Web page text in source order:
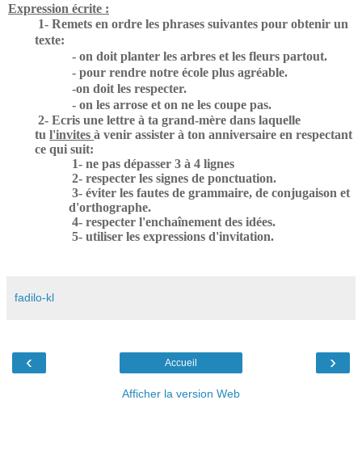
Expression écrite :
1- Remets en ordre les phrases suivantes pour obtenir un
texte:
- on doit planter les arbres et les fleurs partout.
- pour rendre notre école plus agréable.
-on doit les respecter.
- on les arrose et on ne les coupe pas.
2- Ecris une lettre à ta grand-mère dans laquelle
tu l'invites à venir assister à ton anniversaire en respectant
ce qui suit:
1- ne pas dépasser 3 à 4 lignes
2- respecter les signes de ponctuation.
3- éviter les fautes de grammaire, de conjugaison et
d'orthographe.
4- respecter l'enchaînement des idées.
5- utiliser les expressions d'invitation.
fadilo-kl
‹ ›
Accueil
Afficher la version Web